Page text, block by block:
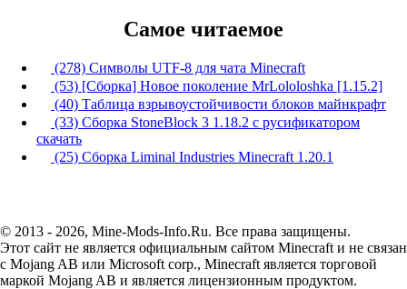
Самое читаемое
(278) Символы UTF-8 для чата Minecraft
(53) [Сборка] Новое поколение MrLololoshka [1.15.2]
(40) Таблица взрывоустойчивости блоков майнкрафт
(33) Сборка StoneBlock 3 1.18.2 с русификатором
скачать
(25) Сборка Liminal Industries Minecraft 1.20.1
© 2013 - 2026, Mine-Mods-Info.Ru. Все права защищены.
Этот сайт не является официальным сайтом Minecraft и не связан
с Mojang AB или Microsoft corp., Minecraft является торговой
маркой Mojang AB и является лицензионным продуктом.